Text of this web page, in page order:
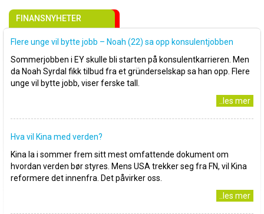
FINANSNYHETER
Flere unge vil bytte jobb – Noah (22) sa opp konsulentjobben
Sommerjobben i EY skulle bli starten på konsulentkarrieren. Men
da Noah Syrdal fikk tilbud fra et gründerselskap sa han opp. Flere
unge vil bytte jobb, viser ferske tall.
..les mer
Hva vil Kina med verden?
Kina la i sommer frem sitt mest omfattende dokument om
hvordan verden bør styres. Mens USA trekker seg fra FN, vil Kina
reformere det innenfra. Det påvirker oss.
..les mer